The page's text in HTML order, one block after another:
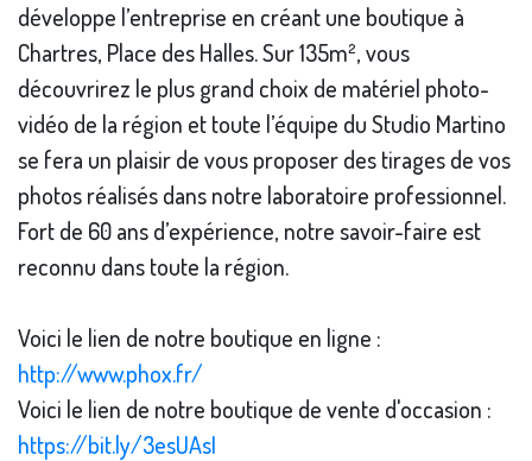
développe l’entreprise en créant une boutique à
Chartres, Place des Halles. Sur 135m², vous
découvrirez le plus grand choix de matériel photo-
vidéo de la région et toute l’équipe du Studio Martino
se fera un plaisir de vous proposer des tirages de vos
photos réalisés dans notre laboratoire professionnel.
Fort de 60 ans d’expérience, notre savoir-faire est
reconnu dans toute la région.
Voici le lien de notre boutique en ligne :
http://www.phox.fr/
Voici le lien de notre boutique de vente d'occasion :
https://bit.ly/3esUAsI